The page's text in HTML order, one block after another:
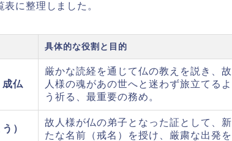
に整理しました。
具体的な役割と目的
仏
厳かな読経を通じて仏の教えを説き、故
人様の魂があの世へと迷わず旅立てるよ
う祈る、最重要の務め。
）
故人様が仏の弟子となった証として、新
たな名前（戒名）を授け、厳粛な出発を